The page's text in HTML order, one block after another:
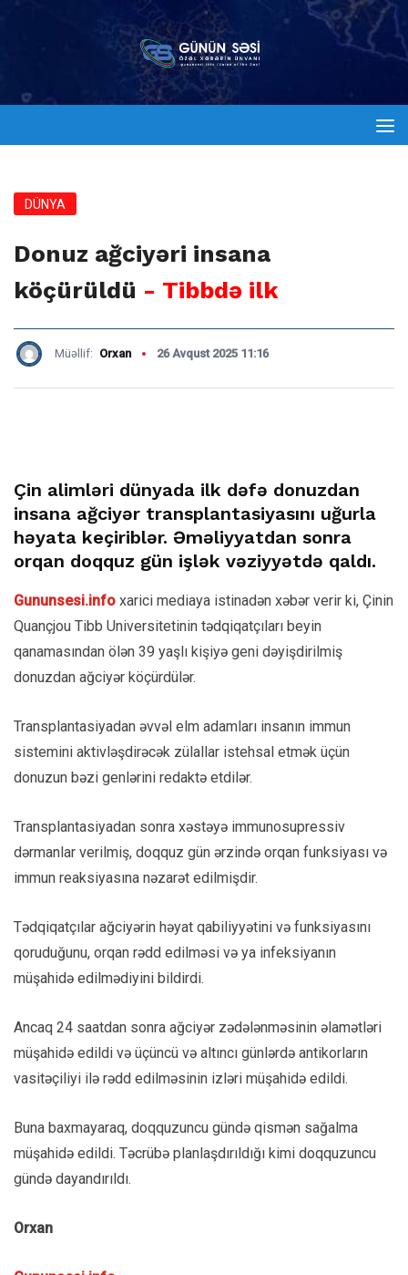
DÜNYA
Donuz ağciyəri insana
köçürüldü - Tibbdə ilk
Müəllif: Orxan 26 Avqust 2025 11:16
Çin alimləri dünyada ilk dəfə donuzdan
insana ağciyər transplantasiyasını uğurla
həyata keçiriblər. Əməliyyatdan sonra
orqan doqquz gün işlək vəziyyətdə qaldı.
Gununsesi.info xarici mediaya istinadən xəbər verir ki, Çinin
Quançjou Tibb Universitetinin tədqiqatçıları beyin
qanamasından ölən 39 yaşlı kişiyə geni dəyişdirilmiş
donuzdan ağciyər köçürdülər.
Transplantasiyadan əvvəl elm adamları insanın immun
sistemini aktivləşdirəcək zülallar istehsal etmək üçün
donuzun bəzi genlərini redaktə etdilər.
Transplantasiyadan sonra xəstəyə immunosupressiv
dərmanlar verilmiş, doqquz gün ərzində orqan funksiyası və
immun reaksiyasına nəzarət edilmişdir.
Tədqiqatçılar ağciyərin həyat qabiliyyətini və funksiyasını
qoruduğunu, orqan rədd edilməsi və ya infeksiyanın
müşahidə edilmədiyini bildirdi.
Ancaq 24 saatdan sonra ağciyər zədələnməsinin əlamətləri
müşahidə edildi və üçüncü və altıncı günlərdə antikorların
vasitəçiliyi ilə rədd edilməsinin izləri müşahidə edildi.
Buna baxmayaraq, doqquzuncu gündə qismən sağalma
müşahidə edildi. Təcrübə planlaşdırıldığı kimi doqquzuncu
gündə dayandırıldı.
Orxan